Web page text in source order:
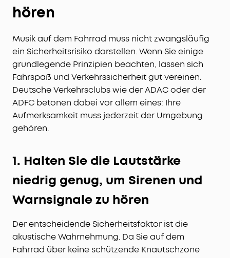
hören
Musik auf dem Fahrrad muss nicht zwangsläufig
ein Sicherheitsrisiko darstellen. Wenn Sie einige
grundlegende Prinzipien beachten, lassen sich
Fahrspaß und Verkehrssicherheit gut vereinen.
Deutsche Verkehrsclubs wie der ADAC oder der
ADFC betonen dabei vor allem eines: Ihre
Aufmerksamkeit muss jederzeit der Umgebung
gehören.
1. Halten Sie die Lautstärke
niedrig genug, um Sirenen und
Warnsignale zu hören
Der entscheidende Sicherheitsfaktor ist die
akustische Wahrnehmung. Da Sie auf dem
Fahrrad über keine schützende Knautschzone